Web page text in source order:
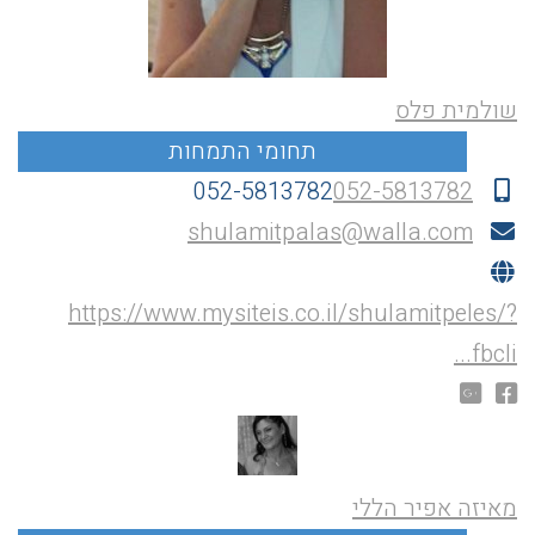
שולמית פלס
052-5813782052-5813782
shulamitpalas@walla.com
https://www.mysiteis.co.il/shulamitpeles/?
fbcli...
מאיזה אפיר הללי